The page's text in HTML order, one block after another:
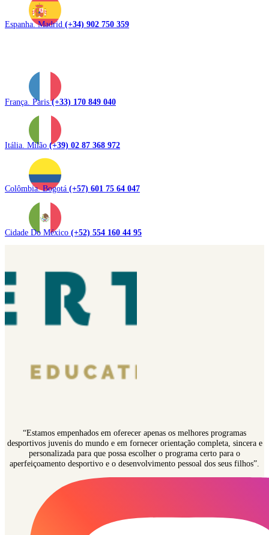
Espanha. Madrid (+34) 902 750 359
França. Paris(+33) 170 849 040
Itália. Milão (+39) 02 87 368 972
Colômbia. Bogotá (+57) 601 75 64 047
Cidade Do México (+52) 554 160 44 95
“Estamos empenhados em oferecer apenas os melhores programas
desportivos juvenis do mundo e em fornecer orientação completa, sincera e
personalizada para que possa escolher o programa certo para o
aperfeiçoamento desportivo e o desenvolvimento pessoal dos seus filhos”.